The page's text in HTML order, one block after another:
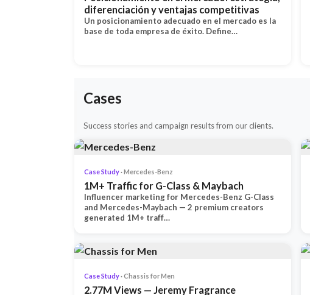
diferenciación y ventajas competitivas
Un posicionamiento adecuado en el mercado es la
base de toda empresa de éxito. Define…
Cases
Success stories and campaign results from our clients.
Case Study· Mercedes-Benz
1M+ Traffic for G-Class & Maybach
Influencer marketing for Mercedes-Benz G-Class
and Mercedes-Maybach — 2 premium creators
generated 1M+ traff…
Case Study· Chassis for Men
2.77M Views — Jeremy Fragrance